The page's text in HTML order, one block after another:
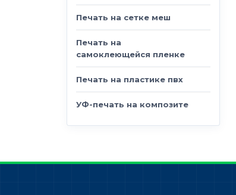
Печать на сетке меш
Печать на
самоклеющейся пленке
Печать на пластике пвх
УФ-печать на композите